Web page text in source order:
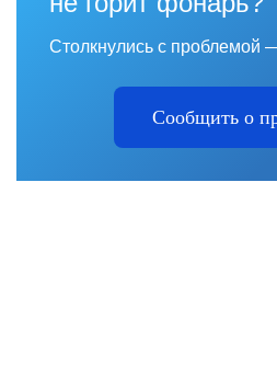
Столкнулись с проблемой
Сообщить о